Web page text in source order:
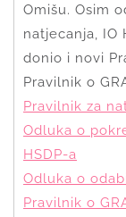
Omišu. Osim
natjecanja, IO
donio i novi
Pravilnik o
Pravilnik za
Odluka o
HSDP-a
Odluka o
Pravilnik o